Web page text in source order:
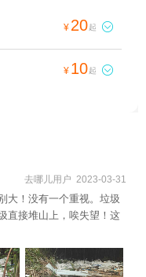
¥ 20起 
¥ 10起 
去哪儿用户 2023-03-31
大！没有一个重视。垃圾
直接堆山上，唉失望！这